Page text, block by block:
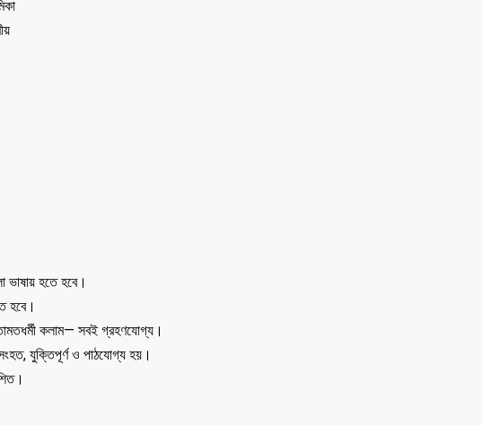
ভাষায় হতে হবে।
হবে।
কলাম— সবই গ্রহণযোগ্য।
সংহত, যুক্তিপূর্ণ ও পাঠযোগ্য হয়।